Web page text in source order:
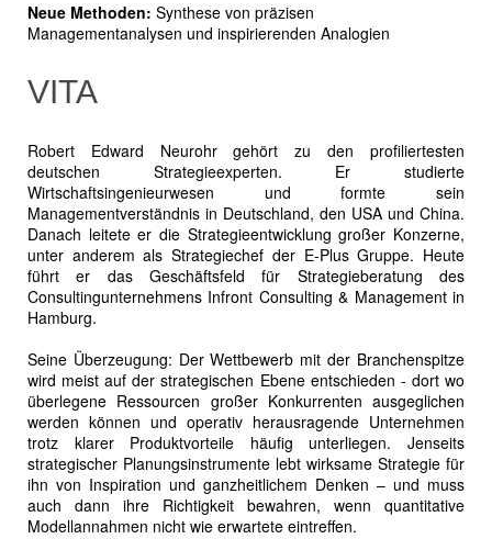
Neue Methoden: Synthese von präzisen
Managementanalysen und inspirierenden Analogien
VITA
Robert Edward Neurohr gehört zu den profiliertesten
deutschen Strategieexperten. Er studierte
Wirtschaftsingenieurwesen und formte sein
Managementverständnis in Deutschland, den USA und China.
Danach leitete er die Strategieentwicklung großer Konzerne,
unter anderem als Strategiechef der E-Plus Gruppe. Heute
führt er das Geschäftsfeld für Strategieberatung des
Consultingunternehmens Infront Consulting & Management in
Hamburg.
Seine Überzeugung: Der Wettbewerb mit der Branchenspitze
wird meist auf der strategischen Ebene entschieden - dort wo
überlegene Ressourcen großer Konkurrenten ausgeglichen
werden können und operativ herausragende Unternehmen
trotz klarer Produktvorteile häufig unterliegen. Jenseits
strategischer Planungsinstrumente lebt wirksame Strategie für
ihn von Inspiration und ganzheitlichem Denken – und muss
auch dann ihre Richtigkeit bewahren, wenn quantitative
Modellannahmen nicht wie erwartete eintreffen.